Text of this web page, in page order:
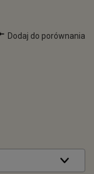
Dodaj do porównania